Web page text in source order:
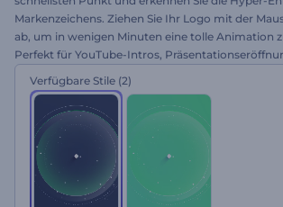
Markenzeichens. Ziehen Sie Ihr Logo mit der
ab, um in wenigen Minuten eine tolle Animation
Perfekt für YouTube-Intros,
Probieren Sie das 2D Hyper Pinpoint-Logo noch
Verfügbare Stile (2)